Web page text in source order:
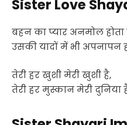
Sister Love
बहन का प्यार अनमोल होता
उसकी यादों में भी अपनापन
तेरी हर खुशी मेरी खुशी है,
तेरी हर मुस्कान मेरी दुनिया